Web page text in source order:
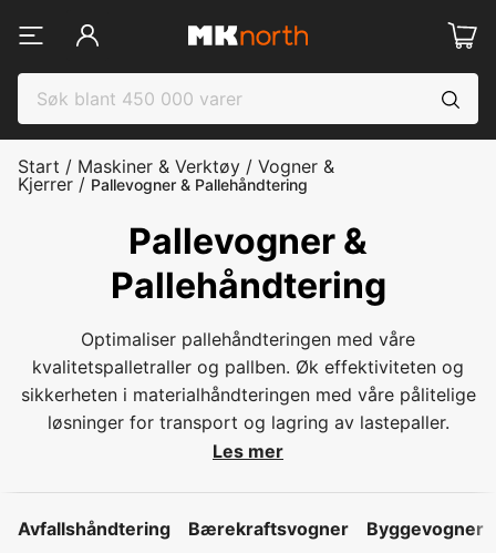
Start / Maskiner & Verktøy / Vogner &
Kjerrer / Pallevogner & Pallehåndtering
Pallevogner &
Pallehåndtering
Optimaliser pallehåndteringen med våre
kvalitetspalletraller og pallben. Øk effektiviteten og
sikkerheten i materialhåndteringen med våre pålitelige
løsninger for transport og lagring av lastepaller.
Les mer
Avfallshåndtering Bærekraftsvogner Byggevogner